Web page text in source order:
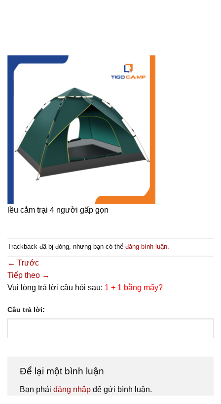
lều cắm trại 4 người gấp gọn
Trackback đã bị đóng, nhưng bạn có thể đăng bình luận.
← Trước
Tiếp theo →
Vui lòng trả lời câu hỏi sau: 1 + 1 bằng mấy?
Câu trả lời:
Để lại một bình luận
Bạn phải đăng nhập để gửi bình luận.